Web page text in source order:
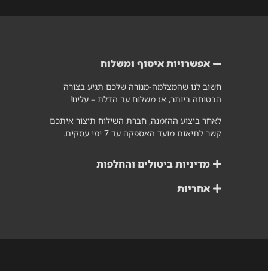
אפשרויות איסוף ומשלוח
חשוב לנו שהמצלמה-מנורה שלכם תגיע בצורה
הבטוחה ביותר, אז משלוח עד הדלת – עלינו!
לאחר ביצוע ההזמנה, חברת השילוח תיצור איתכם
קשר לתיאום מועד האספקה עד 7 ימי עסקים.
מדיניות ביטולים והחלפות
אחריות